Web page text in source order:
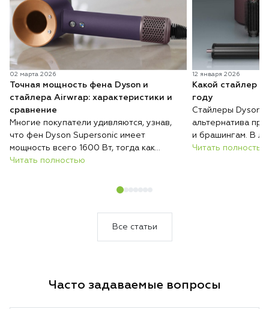
02 марта 2026
Точная мощность фена Dyson и
стайлера Airwrap: характеристики и
сравнение
Многие покупатели удивляются, узнав,
что фен Dyson Supersonic имеет
мощность всего 1600 Вт, тогда как
обычные фены нередко работают на
сопоставимых условиях Dyson сушит
Читать полностью
12 января 2026
Какой стайлер
году
Стайлеры Dyson
альтернатива
и брашингам. В
серий с разными
Читать полностью
Все статьи
Часто задаваемые вопросы